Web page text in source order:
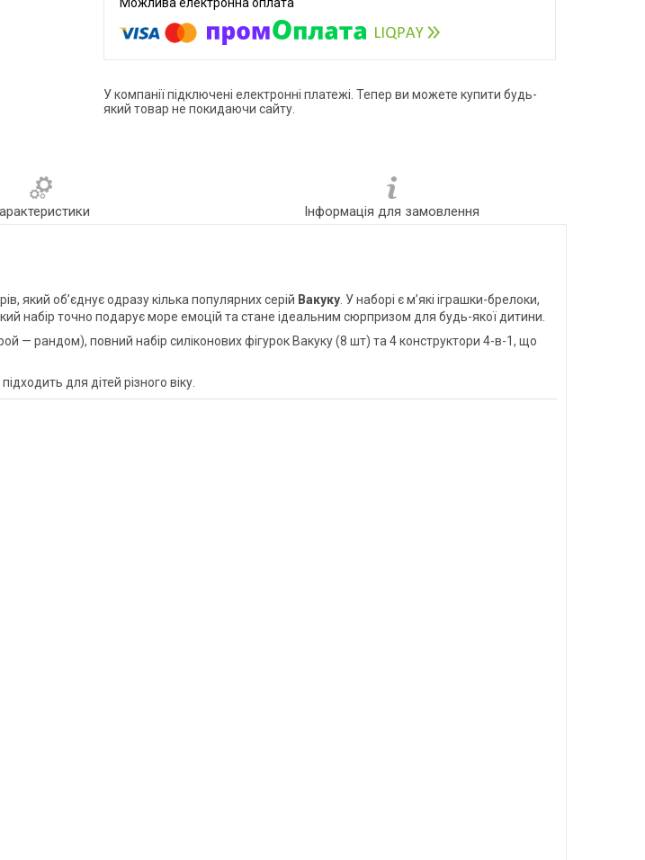
У компанії підключені електронні платежі. Тепер ви можете купити будь-
який товар не покидаючи сайту.
Інформація для замовлення
який об’єднує одразу кілька популярних серій Вакуку . У наборі є м’які іграшки-брелоки,
набір точно подарує море емоцій та стане ідеальним сюрпризом для будь-якої дитини.
— рандом), повний набір силіконових фігурок Вакуку (8 шт) та 4 конструктори 4-в-1, що
для дітей різного віку.